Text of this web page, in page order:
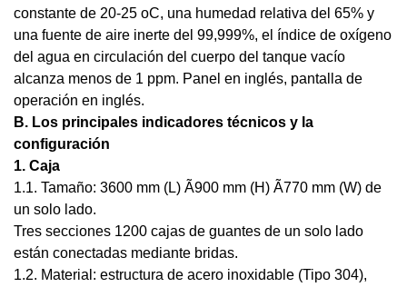
constante de 20-25 oC, una humedad relativa del 65% y
una fuente de aire inerte del 99,999%, el índice de oxígeno
del agua en circulación del cuerpo del tanque vacío
alcanza menos de 1 ppm. Panel en inglés, pantalla de
operación en inglés.
B. Los principales indicadores técnicos y la
configuración
1. Caja
1.1. Tamaño: 3600 mm (L) Ã900 mm (H) Ã770 mm (W) de
un solo lado.
Tres secciones 1200 cajas de guantes de un solo lado
están conectadas mediante bridas.
1.2. Material: estructura de acero inoxidable (Tipo 304),